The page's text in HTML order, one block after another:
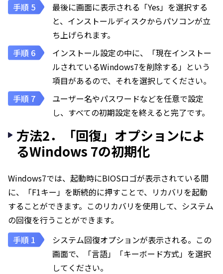
最後に画面に表示される「Yes」を選択する
と、インストールディスクからパソコンが立
ち上げられます。
インストール設定の中に、「現在インストー
ルされているWindows7を削除する」という
項目があるので、それを選択してください。
ユーザー名やパスワードなどを任意で設定
し、すべての初期設定を終えると完了です。
方法2．「回復」オプションによ
るWindows 7の初期化
Windows7では、起動時にBIOSロゴが表示されている間
に、「F1キー」を断続的に押すことで、リカバリを起動
することができます。このリカバリを使用して、システム
の回復を行うことができます。
システム回復オプションが表示される。この
画面で、「言語」「キーボード方式」を選択
してください。